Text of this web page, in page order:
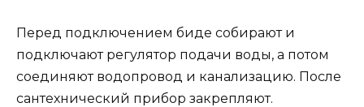
Перед подключением биде собирают и
подключают регулятор подачи воды, а потом
соединяют водопровод и канализацию. После
сантехнический прибор закрепляют.